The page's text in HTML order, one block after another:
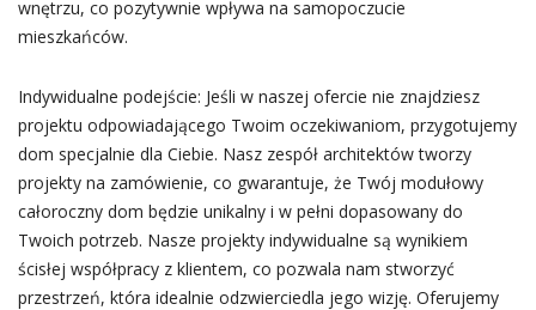
wnętrzu, co pozytywnie wpływa na samopoczucie
mieszkańców.
Indywidualne podejście: Jeśli w naszej ofercie nie znajdziesz
projektu odpowiadającego Twoim oczekiwaniom, przygotujemy
dom specjalnie dla Ciebie. Nasz zespół architektów tworzy
projekty na zamówienie, co gwarantuje, że Twój modułowy
całoroczny dom będzie unikalny i w pełni dopasowany do
Twoich potrzeb. Nasze projekty indywidualne są wynikiem
ścisłej współpracy z klientem, co pozwala nam stworzyć
przestrzeń, która idealnie odzwierciedla jego wizję. Oferujemy